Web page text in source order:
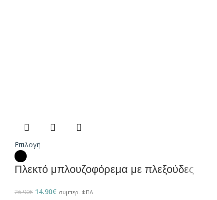
Επιλογή
Πλεκτό μπλουζοφόρεμα με πλεξούδες
26.90€ 14.90€ συμπερ. ΦΠΑ